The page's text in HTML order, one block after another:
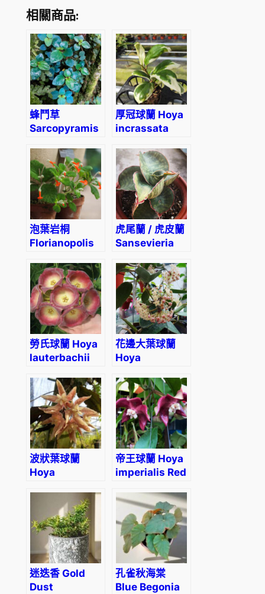
相關商品:
蜂鬥草
Sarcopyramis
厚冠球蘭 Hoya
incrassata
泡葉岩桐
Florianopolis
bullata)
虎尾蘭 / 虎皮蘭
Sansevieria
Dwarf Plant
勞氏球蘭 Hoya
lauterbachii
花邊大葉球蘭
Hoya
variegated
波狀葉球蘭
Hoya
帝王球蘭 Hoya
imperialis Red
迷迭香 Gold
Dust
孔雀秋海棠
Blue Begonia